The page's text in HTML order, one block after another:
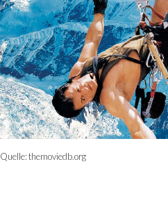
Quelle:themoviedb.org